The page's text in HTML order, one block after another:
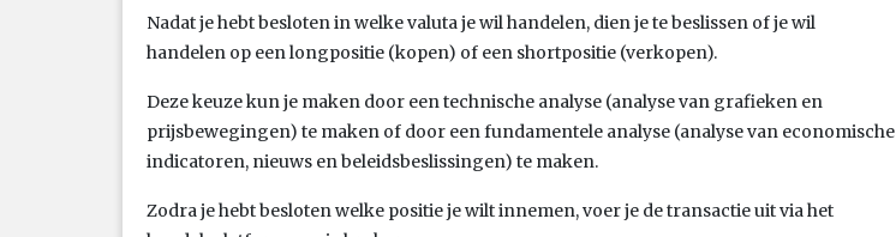
Nadat je hebt besloten in welke valuta je wil handelen, dien je te beslissen of je wil
handelen op een longpositie (kopen) of een shortpositie (verkopen).
Deze keuze kun je maken door een technische analyse (analyse van grafieken en
prijsbewegingen) te maken of door een fundamentele analyse (analyse van economische
indicatoren, nieuws en beleidsbeslissingen) te maken.
Zodra je hebt besloten welke positie je wilt innemen, voer je de transactie uit via het